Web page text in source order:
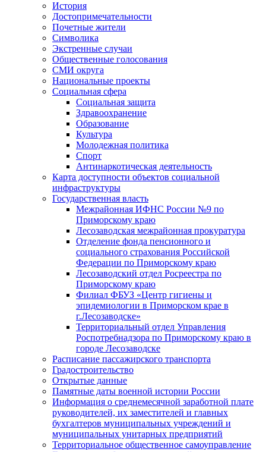
История
Достопримечательности
Почетные жители
Символика
Экстренные случаи
Общественные голосования
СМИ округа
Национальные проекты
Социальная сфера
Социальная защита
Здравоохранение
Образование
Культура
Молодежная политика
Спорт
Антинаркотическая деятельность
Карта доступности объектов социальной
инфраструктуры
Государственная власть
Межрайонная ИФНС России №9 по
Приморскому краю
Лесозаводская межрайонная прокуратура
Отделение фонда пенсионного и
социального страхования Российской
Федерации по Приморскому краю
Лесозаводский отдел Росреестра по
Приморскому краю
Филиал ФБУЗ «Центр гигиены и
эпидемиологии в Приморском крае в
г.Лесозаводске»
Территориальный отдел Управления
Роспотребнадзора по Приморскому краю в
городе Лесозаводске
Расписание пассажирского транспорта
Градостроительство
Открытые данные
Памятные даты военной истории России
Информация о среднемесячной заработной плате
руководителей, их заместителей и главных
бухгалтеров муниципальных учреждений и
муниципальных унитарных предприятий
Территориальное общественное самоуправление